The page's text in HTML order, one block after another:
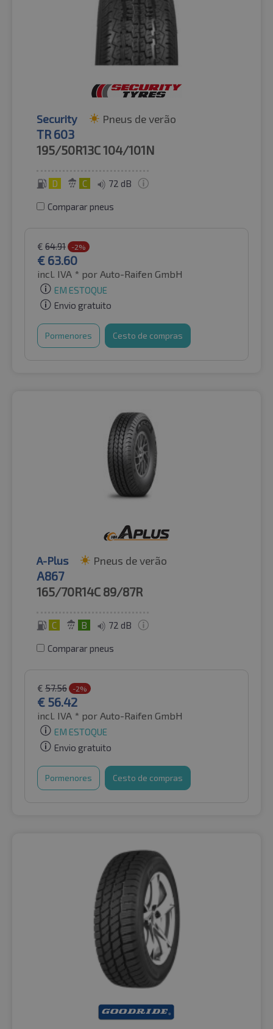
Security Pneus de verão
TR 603
195/50R13C104/101N
D C 72 dB
Comparar pneus
€ 64.91 -2%
€ 63.60
incl. IVA * por Auto-Raifen GmbH
EM ESTOQUE
Envio gratuito
Pormenores Cesto de compras
A-Plus Pneus de verão
A867
165/70R14C 89/87R
C B 72 dB
Comparar pneus
€ 57.56 -2%
€ 56.42
incl. IVA * por Auto-Raifen GmbH
EM ESTOQUE
Envio gratuito
Pormenores Cesto de compras